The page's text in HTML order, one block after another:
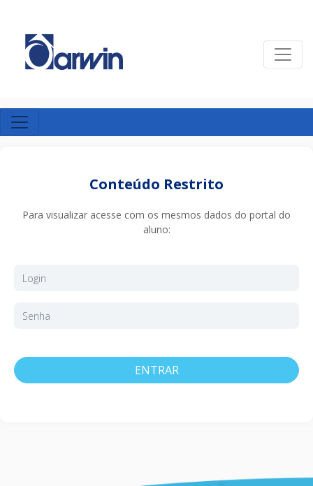
Conteúdo Restrito
Para visualizar acesse com os mesmos dados do portal do
aluno:
ENTRAR